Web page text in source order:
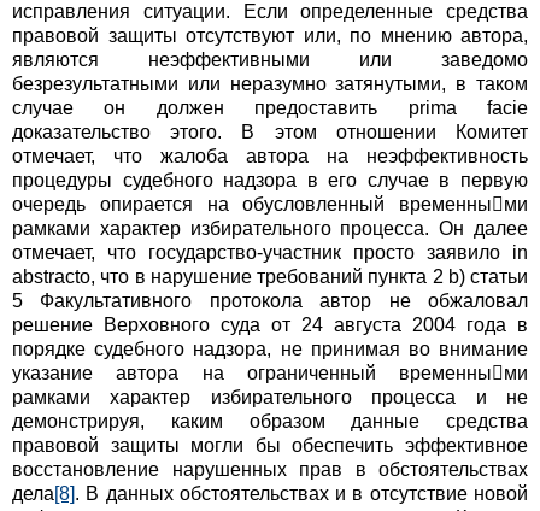
исправления ситуации. Если определенные средства
правовой защиты отсутствуют или, по мнению автора,
являются неэффективными или заведомо
безрезультатными или неразумно затянутыми, в таком
случае он должен предоставить prima facie
доказательство этого. В этом отношении Комитет
отмечает, что жалоба автора на неэффективность
процедуры судебного надзора в его случае в первую
очередь опирается на обусловленный временными
рамками характер избирательного процесса. Он далее
отмечает, что государство-участник просто заявило in
abstracto, что в нарушение требований пункта 2 b) статьи
5 Факультативного протокола автор не обжаловал
решение Верховного суда от 24 августа 2004 года в
порядке судебного надзора, не принимая во внимание
указание автора на ограниченный временными
рамками характер избирательного процесса и не
демонстрируя, каким образом данные средства
правовой защиты могли бы обеспечить эффективное
восстановление нарушенных прав в обстоятельствах
дела[8]. В данных обстоятельствах и в отсутствие новой